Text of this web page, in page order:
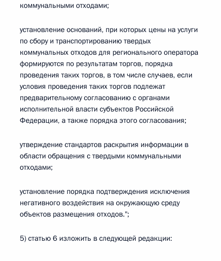
коммунальными отходами;
установление оснований, при которых цены на услуги
по сбору и транспортированию твердых
коммунальных отходов для регионального оператора
формируются по результатам торгов, порядка
проведения таких торгов, в том числе случаев, если
условия проведения таких торгов подлежат
предварительному согласованию с органами
исполнительной власти субъектов Российской
Федерации, а также порядка этого согласования;
утверждение стандартов раскрытия информации в
области обращения с твердыми коммунальными
отходами;
установление порядка подтверждения исключения
негативного воздействия на окружающую среду
объектов размещения отходов.";
5) статью 6 изложить в следующей редакции: